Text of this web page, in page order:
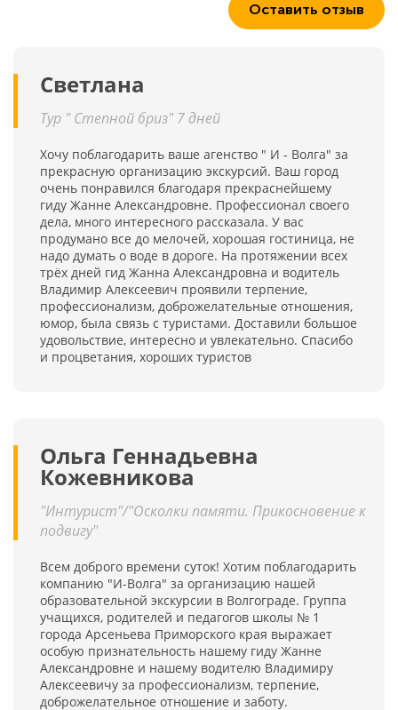
Оставить отзыв
Светлана
Тур " Степной бриз" 7 дней
Хочу поблагодарить ваше агенство " И - Волга" за
прекрасную организацию экскурсий. Ваш город
очень понравился благодаря прекраснейшему
гиду Жанне Александровне. Профессионал своего
дела, много интересного рассказала. У вас
продумано все до мелочей, хорошая гостиница, не
надо думать о воде в дороге. На протяжении всех
трёх дней гид Жанна Александровна и водитель
Владимир Алексеевич проявили терпение,
профессионализм, доброжелательные отношения,
юмор, была связь с туристами. Доставили большое
удовольствие, интересно и увлекательно. Спасибо
и процветания, хороших туристов
Ольга Геннадьевна
Кожевникова
"Интурист"/"Осколки памяти. Прикосновение к
подвигу"
Всем доброго времени суток! Хотим поблагодарить
компанию "И-Волга" за организацию нашей
образовательной экскурсии в Волгограде. Группа
учащихся, родителей и педагогов школы № 1
города Арсеньева Приморского края выражает
особую признательность нашему гиду Жанне
Александровне и нашему водителю Владимиру
Алексеевичу за профессионализм, терпение,
доброжелательное отношение и заботу.